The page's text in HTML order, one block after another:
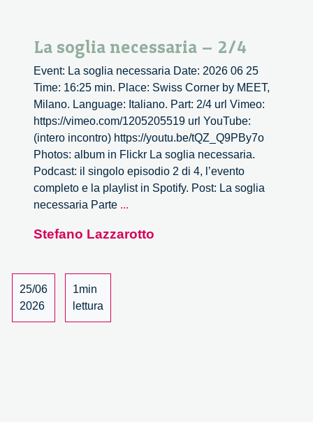
La soglia necessaria – 2/4
Event: La soglia necessaria Date: 2026 06 25
Time: 16:25 min. Place: Swiss Corner by MEET,
Milano. Language: Italiano. Part: 2/4 url Vimeo:
https://vimeo.com/1205205519 url YouTube:
(intero incontro) https://youtu.be/tQZ_Q9PBy7o
Photos: album in Flickr La soglia necessaria.
Podcast: il singolo episodio 2 di 4, l’evento
completo e la playlist in Spotify. Post: La soglia
necessaria Parte ...
necessaria
Stefano Lazzarotto
25/06
2026
1min
lettura